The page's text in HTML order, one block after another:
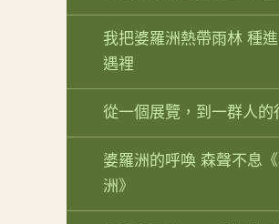
我把婆羅洲熱帶雨林 種
遇裡
從一個展覽，到一群人的
婆羅洲的呼喚 森聲不息
洲》